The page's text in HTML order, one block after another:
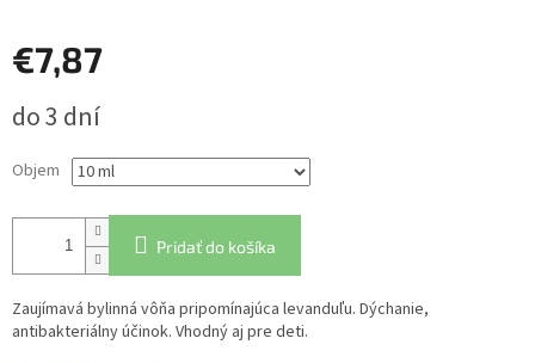
€7,87
cena:
do 3 dní
Objem
Pridať do košíka
Zaujímavá bylinná vôňa pripomínajúca levanduľu. Dýchanie,
antibakteriálny účinok. Vhodný aj pre deti.